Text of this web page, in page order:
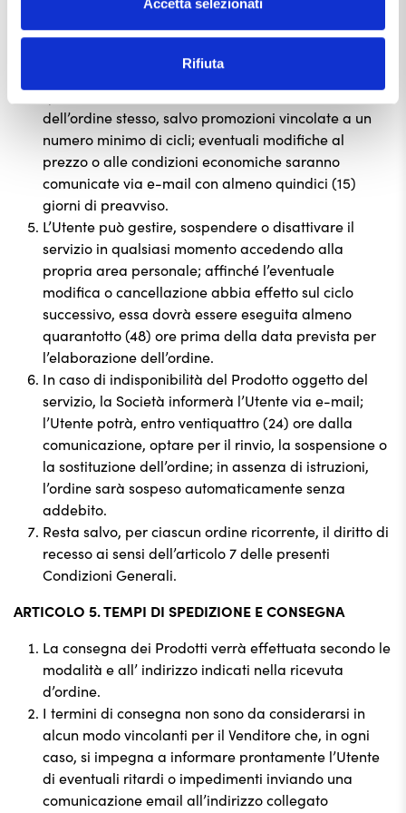
Accetta selezionati
Rifiuta
disattivazione da parte dell’Utente secondo quanto
infra previsto o cessazione per cause tecniche,
Il prezzo applicabile a ciascun ordine ricorrente è
quello indicato sul Sito al momento dell’elaborazione
dell’ordine stesso, salvo promozioni vincolate a un
numero minimo di cicli; eventuali modifiche al
prezzo o alle condizioni economiche saranno
comunicate via e-mail con almeno quindici (15)
giorni di preavviso.
L’Utente può gestire, sospendere o disattivare il
servizio in qualsiasi momento accedendo alla
propria area personale; affinché l’eventuale
modifica o cancellazione abbia effetto sul ciclo
successivo, essa dovrà essere eseguita almeno
quarantotto (48) ore prima della data prevista per
l’elaborazione dell’ordine.
In caso di indisponibilità del Prodotto oggetto del
servizio, la Società informerà l’Utente via e-mail;
l’Utente potrà, entro ventiquattro (24) ore dalla
comunicazione, optare per il rinvio, la sospensione o
la sostituzione dell’ordine; in assenza di istruzioni,
l’ordine sarà sospeso automaticamente senza
addebito.
Resta salvo, per ciascun ordine ricorrente, il diritto di
recesso ai sensi dell’articolo 7 delle presenti
Condizioni Generali.
ARTICOLO 5. TEMPI DI SPEDIZIONE E CONSEGNA
La consegna dei Prodotti verrà effettuata secondo le
modalità e all’ indirizzo indicati nella ricevuta
d’ordine.
I termini di consegna non sono da considerarsi in
alcun modo vincolanti per il Venditore che, in ogni
caso, si impegna a informare prontamente l’Utente
di eventuali ritardi o impedimenti inviando una
comunicazione email all’indirizzo collegato